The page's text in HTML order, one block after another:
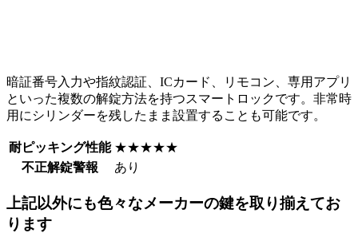
暗証番号入力や指紋認証、ICカード、リモコン、専用アプリ
といった複数の解錠方法を持つスマートロックです。非常時
用にシリンダーを残したまま設置することも可能です。
耐ピッキング性能 ★★★★★
不正解錠警報
あり
上記以外にも色々なメーカーの鍵を取り揃えてお
ります